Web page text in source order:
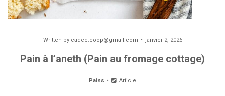
Written by cadee.coop@gmail.com janvier 2, 2026
Pain à l’aneth (Pain au fromage cottage)
Pains Article